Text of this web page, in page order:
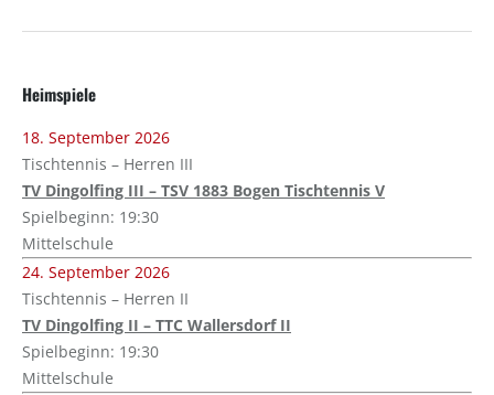
Heimspiele
18. September 2026
Tischtennis – Herren III
TV Dingolfing III – TSV 1883 Bogen Tischtennis V
Spielbeginn: 19:30
Mittelschule
24. September 2026
Tischtennis – Herren II
TV Dingolfing II – TTC Wallersdorf II
Spielbeginn: 19:30
Mittelschule